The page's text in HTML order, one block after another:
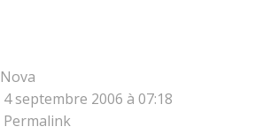
Nova
4 septembre 2006 à 07:18
Permalink